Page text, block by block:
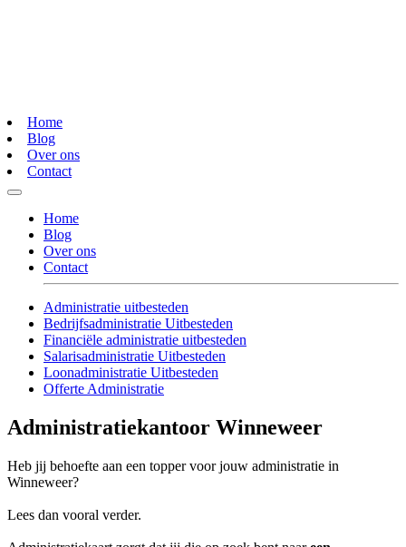
Home
Blog
Over ons
Contact
Home
Blog
Over ons
Contact
Administratie uitbesteden
Bedrijfsadministratie Uitbesteden
Financiële administratie uitbesteden
Salarisadministratie Uitbesteden
Loonadministratie Uitbesteden
Offerte Administratie
Administratiekantoor Winneweer
Heb jij behoefte aan een topper voor jouw administratie in
Winneweer?
Lees dan vooral verder.